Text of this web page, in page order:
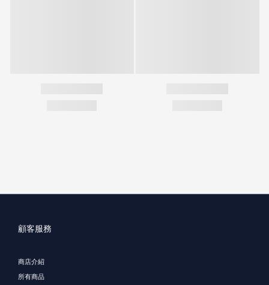
顧客服務
商店介紹
所有商品